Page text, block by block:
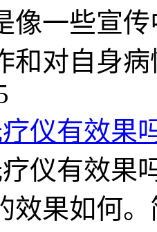
像一些宣
和对自身
仪有效果
仪有效果
效果如何